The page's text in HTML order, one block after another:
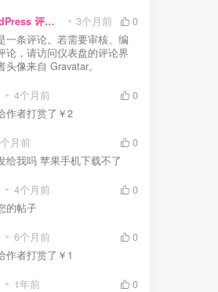
一位 WordPress 评论者 3个月前
0
一条评论。若需要审核、编
论，请访问仪表盘的评论界
头像来自 Gravatar。
4个月前
0
作者打赏了 ￥2
月前
0
给我吗 苹果手机下载不了
4个月前
0
的帖子
6个月前
0
作者打赏了 ￥1
1年前
0